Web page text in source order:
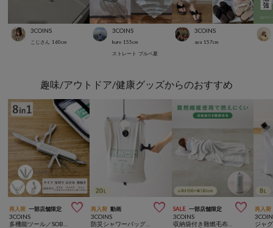
3COINS
こじさん 160cm
3COINS
kuro 155cm
ストレート ブルベ夏
3COINS
aya 157cm
趣味/アウトドア/健康グッズからのおすすめ
再入荷 一部店舗限定 
3COINS
再入荷 動画 
3COINS
SALE 一部店舗限定 
3COINS
収納袋付き難燃毛布：150×130cm／SOBANI
再入荷